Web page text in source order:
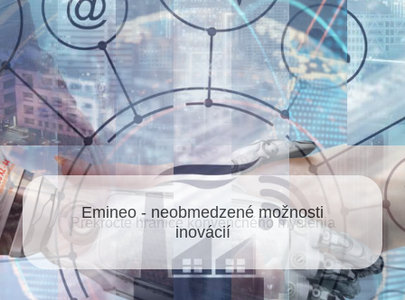
Prekročte hranice konvenčného myslenia
Emineo - neobmedzené možnosti
inovácií